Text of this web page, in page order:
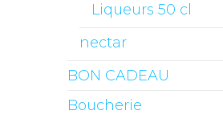
Liqueurs 50 cl
nectar
BON CADEAU
Boucherie